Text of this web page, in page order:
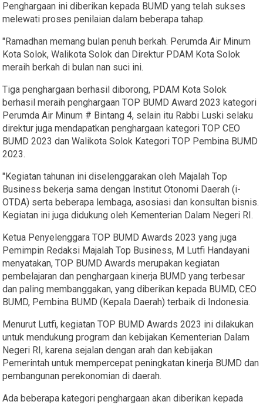
Penghargaan ini diberikan kepada BUMD yang telah sukses
melewati proses penilaian dalam beberapa tahap.
"Ramadhan memang bulan penuh berkah. Perumda Air Minum
Kota Solok, Walikota Solok dan Direktur PDAM Kota Solok
meraih berkah di bulan nan suci ini.
Tiga penghargaan berhasil diborong, PDAM Kota Solok
berhasil meraih penghargaan TOP BUMD Award 2023 kategori
Perumda Air Minum # Bintang 4, selain itu Rabbi Luski selaku
direktur juga mendapatkan penghargaan kategori TOP CEO
BUMD 2023 dan Walikota Solok Kategori TOP Pembina BUMD
2023.
"Kegiatan tahunan ini diselenggarakan oleh Majalah Top
Business bekerja sama dengan Institut Otonomi Daerah (i-
OTDA) serta beberapa lembaga, asosiasi dan konsultan bisnis.
Kegiatan ini juga didukung oleh Kementerian Dalam Negeri RI.
Ketua Penyelenggara TOP BUMD Awards 2023 yang juga
Pemimpin Redaksi Majalah Top Business, M Lutfi Handayani
menyatakan, TOP BUMD Awards merupakan kegiatan
pembelajaran dan penghargaan kinerja BUMD yang terbesar
dan paling membanggakan, yang diberikan kepada BUMD, CEO
BUMD, Pembina BUMD (Kepala Daerah) terbaik di Indonesia.
Menurut Lutfi, kegiatan TOP BUMD Awards 2023 ini dilakukan
untuk mendukung program dan kebijakan Kementerian Dalam
Negeri RI, karena sejalan dengan arah dan kebijakan
Pemerintah untuk mempercepat peningkatan kinerja BUMD dan
pembangunan perekonomian di daerah.
Ada beberapa kategori penghargaan akan diberikan kepada